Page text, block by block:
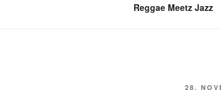
Reggae Meetz Jazz
28.